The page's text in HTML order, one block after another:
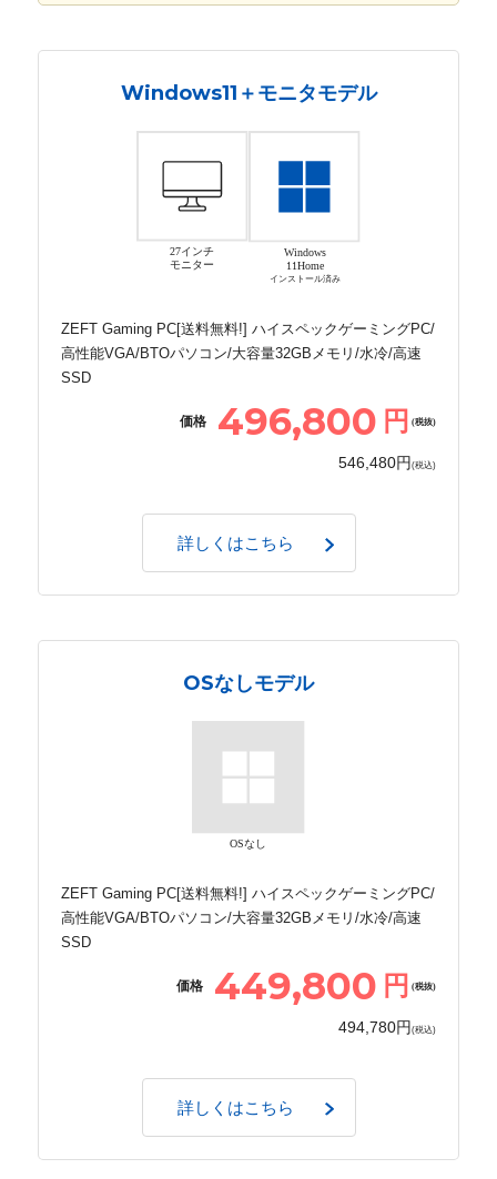
Windows11＋モニタモデル
27インチ
モニター
Windows
11Home
インストール済み
ZEFT Gaming PC[送料無料!] ハイスペックゲーミングPC/
高性能VGA/BTOパソコン/大容量32GBメモリ/水冷/高速
SSD
価格 496,800 円 (税抜)
546,480円 (税込)
詳しくはこちら
OSなしモデル
OSなし
ZEFT Gaming PC[送料無料!] ハイスペックゲーミングPC/
高性能VGA/BTOパソコン/大容量32GBメモリ/水冷/高速
SSD
価格 449,800 円 (税抜)
494,780円 (税込)
詳しくはこちら